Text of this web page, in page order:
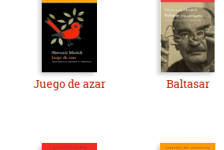
Juego de azar Baltasar